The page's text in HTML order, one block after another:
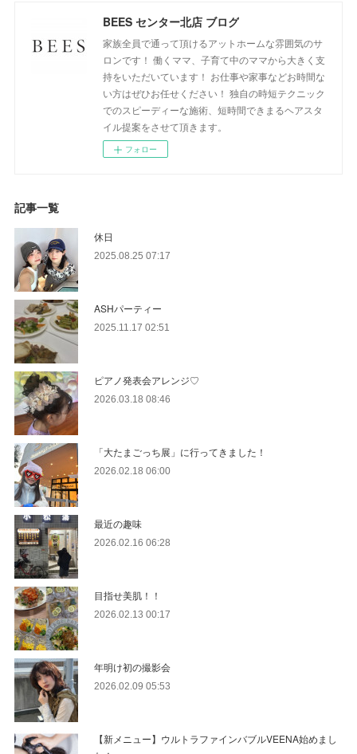
BEES センター北店 ブログ
家族全員で通って頂けるアットホームな雰囲気のサ
ロンです！ 働くママ、子育て中のママから大きく支
持をいただいています！ お仕事や家事などお時間な
い方はぜひお任せください！ 独自の時短テクニック
でのスピーディーな施術、短時間できまるヘアスタ
イル提案をさせて頂きます。
フォロー
記事一覧
休日
2025.08.25 07:17
ASHパーティー
2025.11.17 02:51
ピアノ発表会アレンジ♡
2026.03.18 08:46
「大たまごっち展」に行ってきました！
2026.02.18 06:00
最近の趣味
2026.02.16 06:28
目指せ美肌！！
2026.02.13 00:17
年明け初の撮影会
2026.02.09 05:53
【新メニュー】ウルトラファインバブルVEENA始めまし